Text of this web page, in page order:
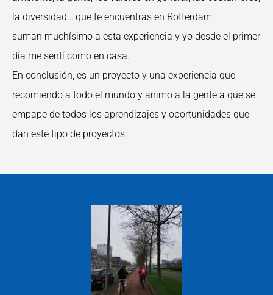
la diversidad… que te encuentras en Rotterdam
suman muchísimo a esta experiencia y yo desde el primer
día me sentí como en casa.
En conclusión, es un proyecto y una experiencia que
recomiendo a todo el mundo y animo a la gente a que se
empape de todos los aprendizajes y oportunidades que
dan este tipo de proyectos.